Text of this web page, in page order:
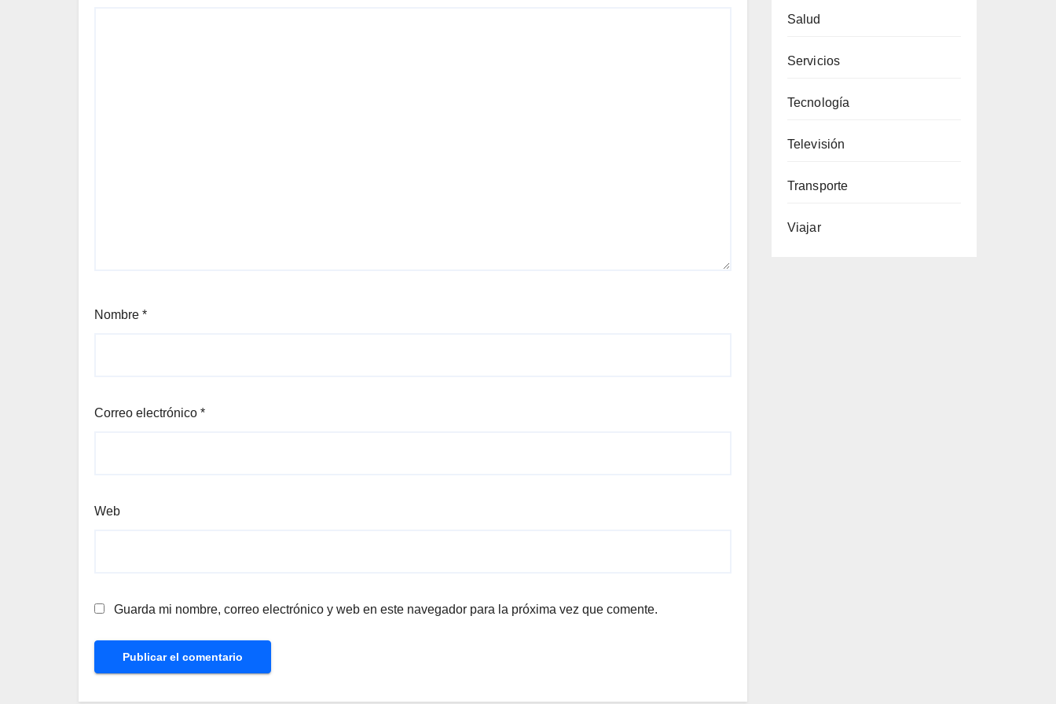
Nombre *
Correo electrónico *
Web
Guarda mi nombre, correo electrónico y web en este navegador para la próxima vez que comente.
Salud
Servicios
Tecnología
Televisión
Transporte
Viajar